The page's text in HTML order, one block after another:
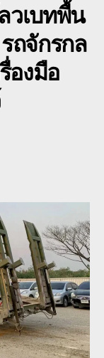
วเบทพื้น
ถจักรกล
องมือ